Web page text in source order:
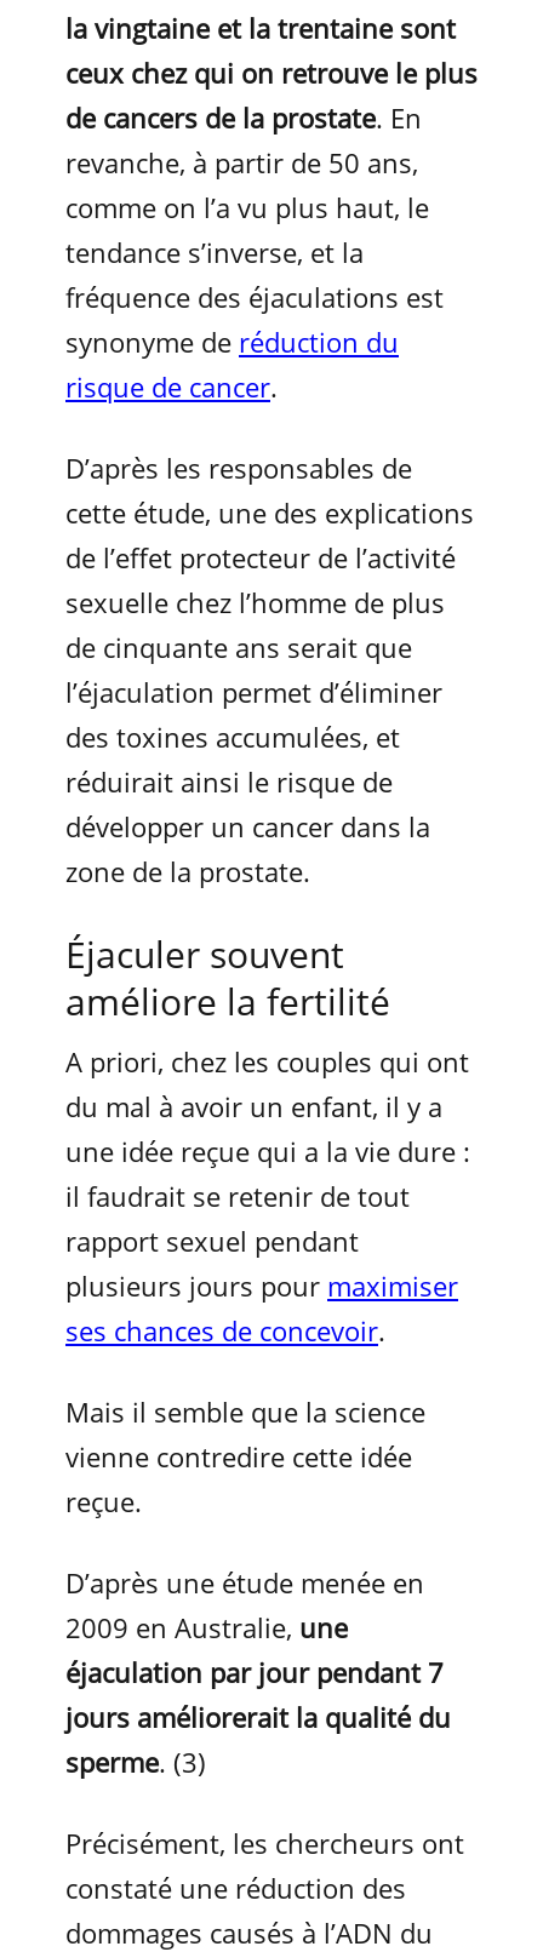
la vingtaine et la trentaine sont
ceux chez qui on retrouve le plus
de cancers de la prostate. En
revanche, à partir de 50 ans,
comme on l’a vu plus haut, le
tendance s’inverse, et la
fréquence des éjaculations est
synonyme de réduction du
risque de cancer.
D’après les responsables de
cette étude, une des explications
de l’effet protecteur de l’activité
sexuelle chez l’homme de plus
de cinquante ans serait que
l’éjaculation permet d’éliminer
des toxines accumulées, et
réduirait ainsi le risque de
développer un cancer dans la
zone de la prostate.
Éjaculer souvent
améliore la fertilité
A priori, chez les couples qui ont
du mal à avoir un enfant, il y a
une idée reçue qui a la vie dure :
il faudrait se retenir de tout
rapport sexuel pendant
plusieurs jours pour maximiser
ses chances de concevoir.
Mais il semble que la science
vienne contredire cette idée
reçue.
D’après une étude menée en
2009 en Australie, une
éjaculation par jour pendant 7
jours améliorerait la qualité du
sperme. (3)
Précisément, les chercheurs ont
constaté une réduction des
dommages causés à l’ADN du